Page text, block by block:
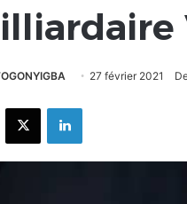
27 février 2021
X Linkedin